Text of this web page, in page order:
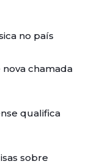
no país
chamada
qualifica
sobre